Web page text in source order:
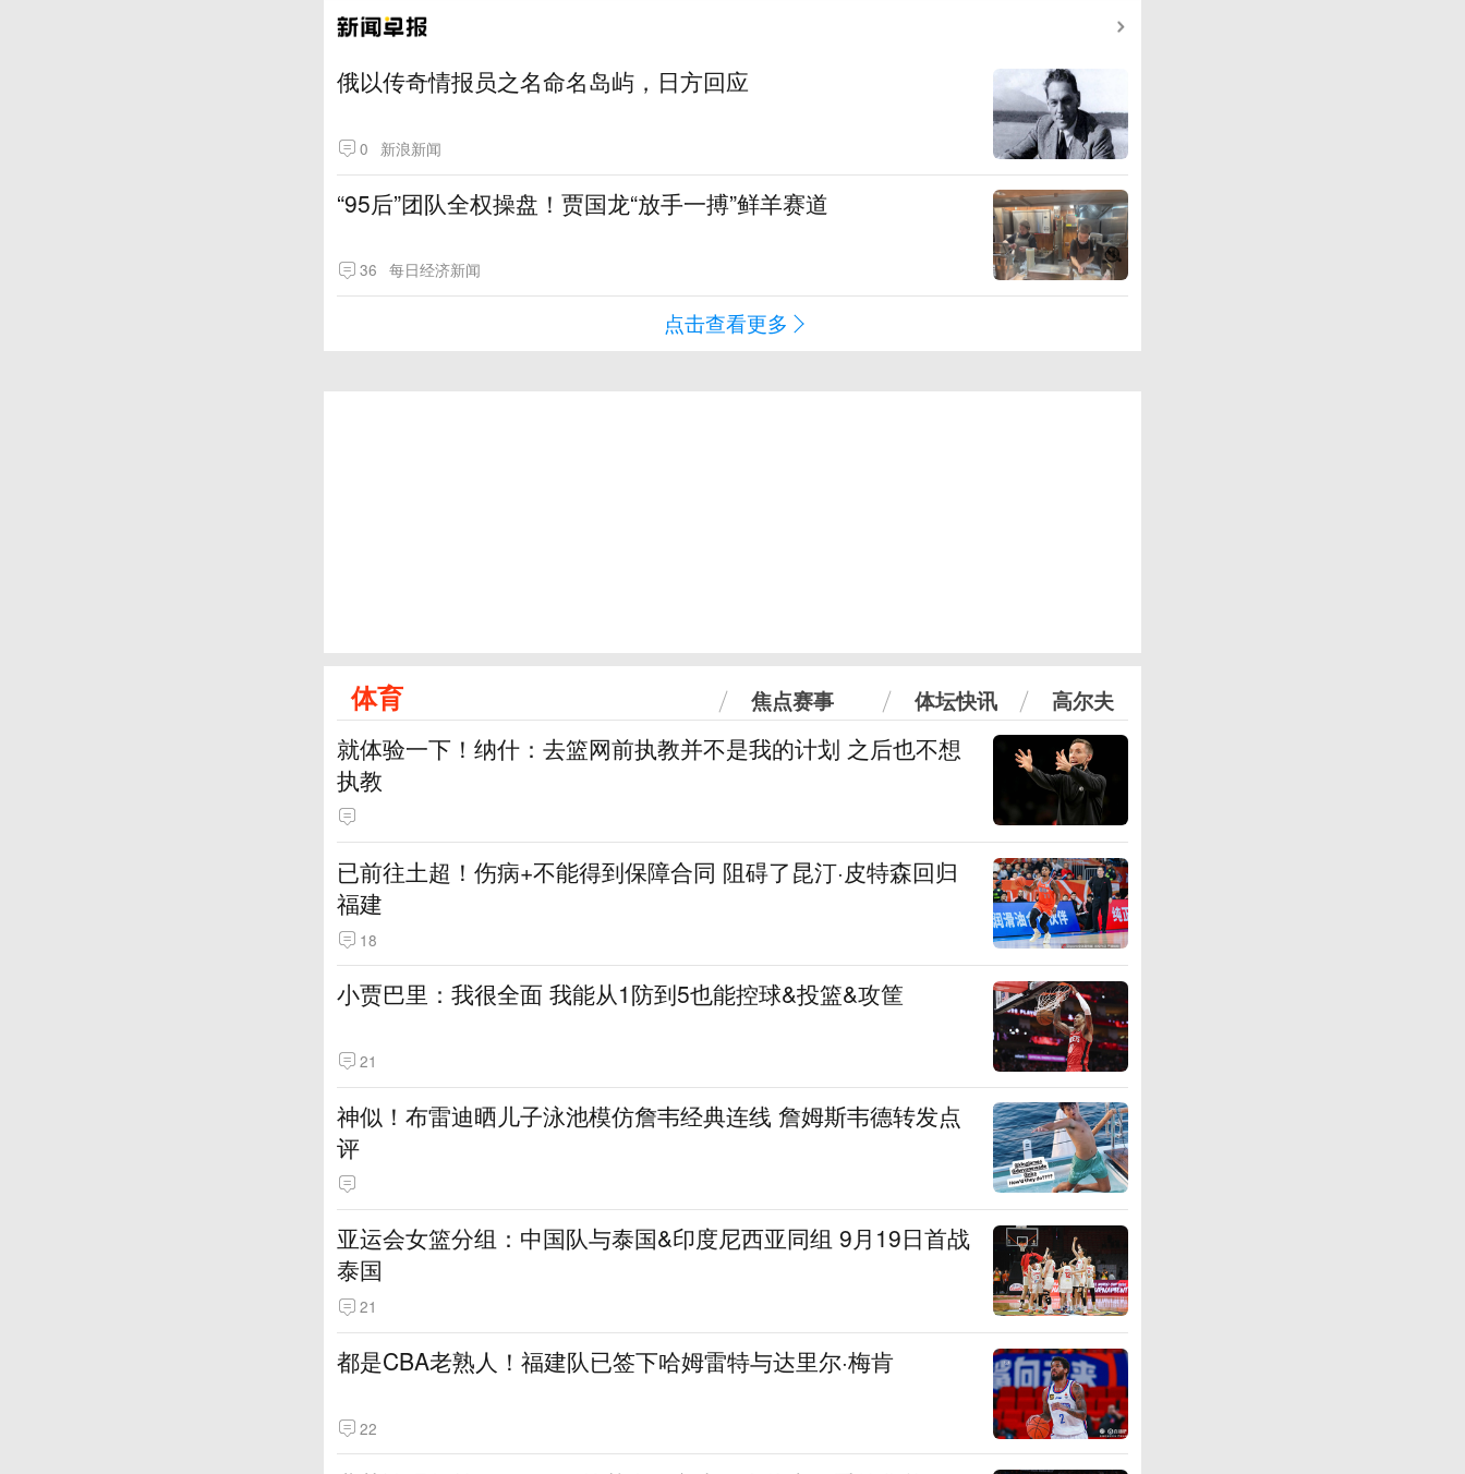
俄以传奇情报员之名命名岛屿，日方回应
0 新浪新闻
“95后”团队全权操盘！贾国龙“放手一搏”鲜羊赛道
36 每日经济新闻
点击查看更多
体育 焦点赛事 体坛快讯 高尔夫
就体验一下！纳什：去篮网前执教并不是我的计划 之后也不想
执教
已前往土超！伤病+不能得到保障合同 阻碍了昆汀·皮特森回归
福建
18
小贾巴里：我很全面 我能从1防到5也能控球&投篮&攻筐
21
神似！布雷迪晒儿子泳池模仿詹韦经典连线 詹姆斯韦德转发点
评
亚运会女篮分组：中国队与泰国&印度尼西亚同组 9月19日首战
泰国
21
都是CBA老熟人！福建队已签下哈姆雷特与达里尔·梅肯
22